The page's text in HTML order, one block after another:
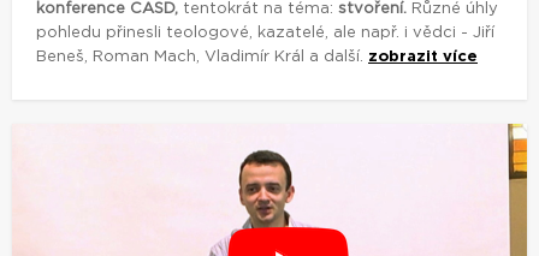
konference CASD, tentokrát na téma: stvoření. Různé úhly
pohledu přinesli teologové, kazatelé, ale např. i vědci - Jiří
Beneš, Roman Mach, Vladimír Král a další. zobrazit více